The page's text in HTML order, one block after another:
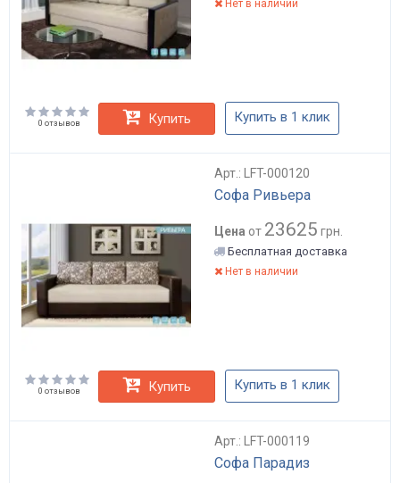
Нет в наличии
0 отзывов Купить Купить в 1 клик
Арт.: LFT-000120
Софа Ривьера
Цена от 23625 грн.
Бесплатная доставка
Нет в наличии
0 отзывов Купить Купить в 1 клик
Арт.: LFT-000119
Софа Парадиз